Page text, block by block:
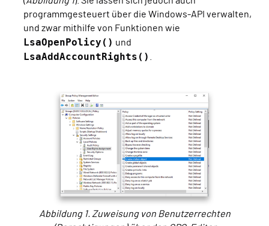
programmgesteuert über die Windows-API verwalten,
und zwar mithilfe von Funktionen wie
LsaOpenPolicy() und
LsaAddAccountRights()
Abbildung 1. Zuweisung von Benutzerrechten